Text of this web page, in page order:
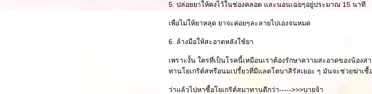
5. ปล่อยยาให้คงไว้ในช่องคลอด และนอนเฉยๆอยู่ประมาณ 15 นาที
เพื่อไม่ให้ยาหลุด ยาจะค่อยๆละลายไปเองจนหมด
6. ล้างมือให้สะอาดหลังใช้ยา
เพราะงั้น ใครที่เป็นโรคนี้เหมือนเราต้องรักษาความสะอาดของน้อง
ทานโยเกริต์สหรือนมเปรี้ยวที่มีแลตโตบาสิรัสเยอะ ๆ มันจะช่วยฆ่าเชื้
ว่าแล้วไปหาซื้อโยเกริต์สมาทานดีกว่า----->>>บายจ้า